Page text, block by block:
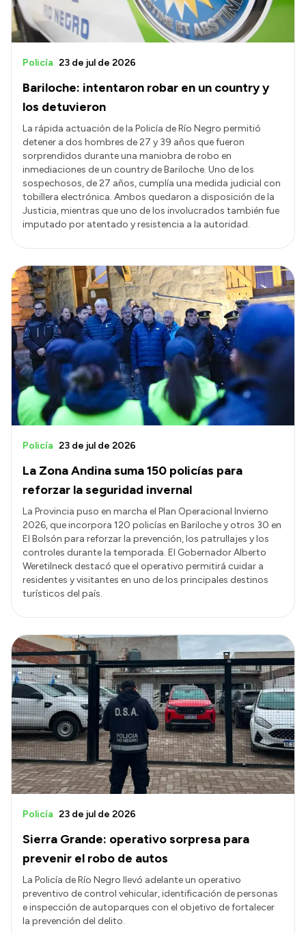
Bariloche: intentaron robar en un country y
los detuvieron
Policía 23 de jul de 2026
La rápida actuación de la Policía de Río Negro permitió
detener a dos hombres de 27 y 39 años que fueron
sorprendidos durante una maniobra de robo en
inmediaciones de un country de Bariloche. Uno de los
sospechosos, de 27 años, cumplía una medida judicial con
tobillera electrónica. Ambos quedaron a disposición de la
Justicia, mientras que uno de los involucrados también fue
imputado por atentado y resistencia a la autoridad.
La Zona Andina suma 150 policías para
reforzar la seguridad invernal
Policía 23 de jul de 2026
La Provincia puso en marcha el Plan Operacional Invierno
2026, que incorpora 120 policías en Bariloche y otros 30 en
El Bolsón para reforzar la prevención, los patrullajes y los
controles durante la temporada. El Gobernador Alberto
Weretilneck destacó que el operativo permitirá cuidar a
residentes y visitantes en uno de los principales destinos
turísticos del país.
Sierra Grande: operativo sorpresa para
prevenir el robo de autos
Policía 23 de jul de 2026
La Policía de Río Negro llevó adelante un operativo
preventivo de control vehicular, identificación de personas
e inspección de autoparques con el objetivo de fortalecer
la prevención del delito.